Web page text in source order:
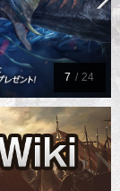
7 / 24